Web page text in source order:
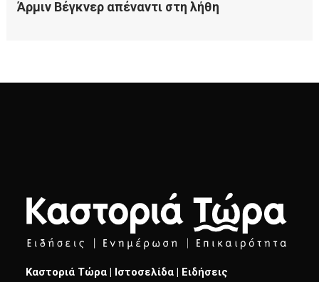
Καστοριά Τώρα | Ιστοσελίδα | Ειδήσεις